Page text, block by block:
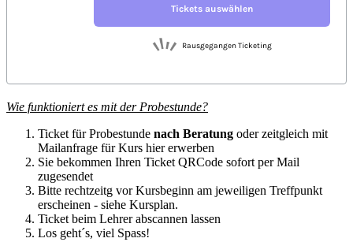
Wie funktioniert es mit der Probestunde?
Ticket für Probestunde nach Beratung oder zeitgleich mit
Mailanfrage für Kurs hier erwerben
Sie bekommen Ihren Ticket QRCode sofort per Mail
zugesendet
Bitte rechtzeitg vor Kursbeginn am jeweiligen Treffpunkt
erscheinen - siehe Kursplan.
Ticket beim Lehrer abscannen lassen
Los geht´s, viel Spass!